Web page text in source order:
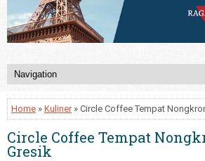
Home » Kuliner» Circle Coffee Tempat
Circle Coffee Tempat
Gresik